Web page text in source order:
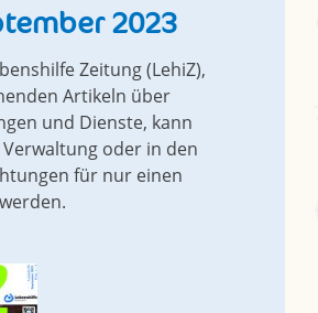
2023
Zeitung (LehiZ),
Artikeln über
und Dienste, kann
oder in den
für nur einen